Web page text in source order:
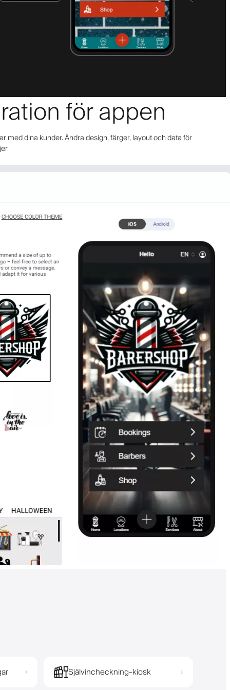
för appen
med dina kunder. Ändra design, färger, layout och data för
› Självincheckning-kiosk ›